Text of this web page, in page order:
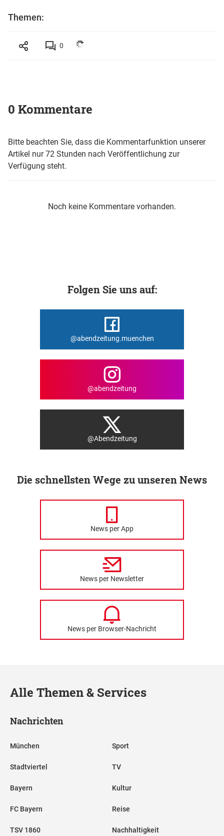
Themen:
0
0 Kommentare
Bitte beachten Sie, dass die Kommentarfunktion unserer
Artikel nur 72 Stunden nach Veröffentlichung zur
Verfügung steht.
Noch keine Kommentare vorhanden.
Folgen Sie uns auf:
@abendzeitung.muenchen
@abendzeitung
@Abendzeitung
Die schnellsten Wege zu unseren News
News per App
News per Newsletter
News per Browser-Nachricht
Alle Themen & Services
Nachrichten
München
Stadtviertel
Bayern
FC Bayern
TSV 1860
Sport
TV
Kultur
Reise
Nachhaltigkeit